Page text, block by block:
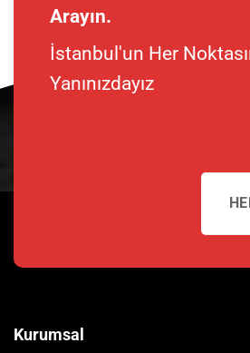
Arayın.
İstanbul'un Her
Yanınızdayız
Kurumsal